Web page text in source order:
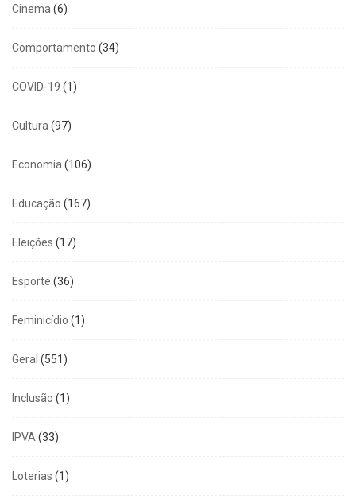
Cinema(6)
Comportamento (34)
COVID-19 (1)
Cultura(97)
Economia(106)
Educação (167)
Eleições (17)
Esporte (36)
Feminicídio (1)
Geral (551)
Inclusão (1)
IPVA(33)
Loterias (1)